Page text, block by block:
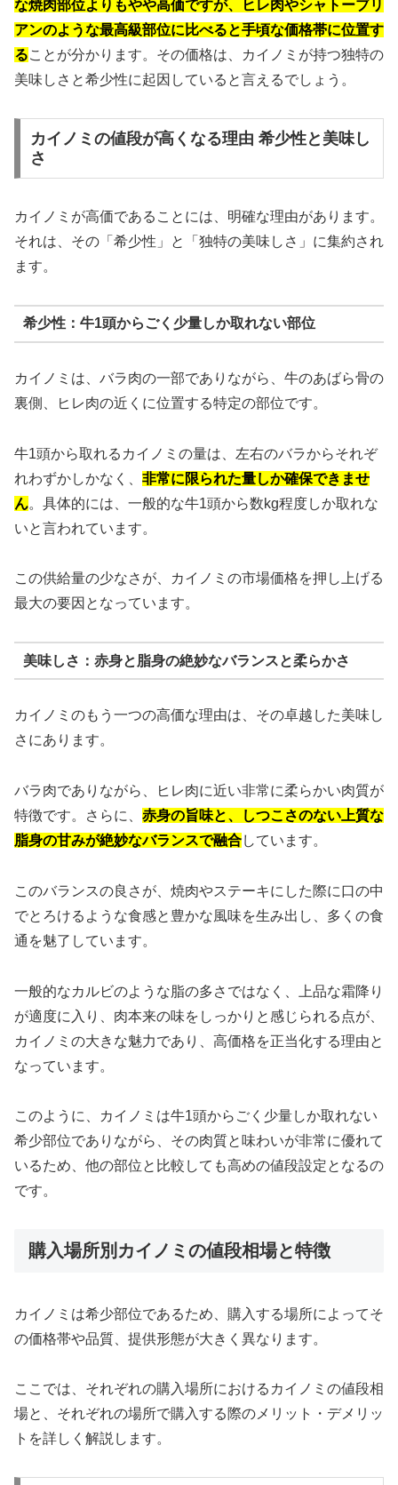
な焼肉部位よりもやや高価ですが、ヒレ肉やシャトーブリ
アンのような最高級部位に比べると手頃な価格帯に位置す
ることが分かります。その価格は、カイノミが持つ独特の
美味しさと希少性に起因していると言えるでしょう。
カイノミの値段が高くなる理由 希少性と美味し
さ
カイノミが高価であることには、明確な理由があります。
それは、その「希少性」と「独特の美味しさ」に集約され
ます。
希少性：牛1頭からごく少量しか取れない部位
カイノミは、バラ肉の一部でありながら、牛のあばら骨の
裏側、ヒレ肉の近くに位置する特定の部位です。
牛1頭から取れるカイノミの量は、左右のバラからそれぞ
れわずかしかなく、 非常に限られた量しか確保できませ
ん。具体的には、一般的な牛1頭から数kg程度しか取れな
いと言われています。
この供給量の少なさが、カイノミの市場価格を押し上げる
最大の要因となっています。
美味しさ：赤身と脂身の絶妙なバランスと柔らかさ
カイノミのもう一つの高価な理由は、その卓越した美味し
さにあります。
バラ肉でありながら、ヒレ肉に近い非常に柔らかい肉質が
特徴です。さらに、 赤身の旨味と、しつこさのない上質な
脂身の甘みが絶妙なバランスで融合しています。
このバランスの良さが、焼肉やステーキにした際に口の中
でとろけるような食感と豊かな風味を生み出し、多くの食
通を魅了しています。
一般的なカルビのような脂の多さではなく、上品な霜降り
が適度に入り、肉本来の味をしっかりと感じられる点が、
カイノミの大きな魅力であり、高価格を正当化する理由と
なっています。
このように、カイノミは牛1頭からごく少量しか取れない
希少部位でありながら、その肉質と味わいが非常に優れて
いるため、他の部位と比較しても高めの値段設定となるの
です。
購入場所別カイノミの値段相場と特徴
カイノミは希少部位であるため、購入する場所によってそ
の価格帯や品質、提供形態が大きく異なります。
ここでは、それぞれの購入場所におけるカイノミの値段相
場と、それぞれの場所で購入する際のメリット・デメリッ
トを詳しく解説します。